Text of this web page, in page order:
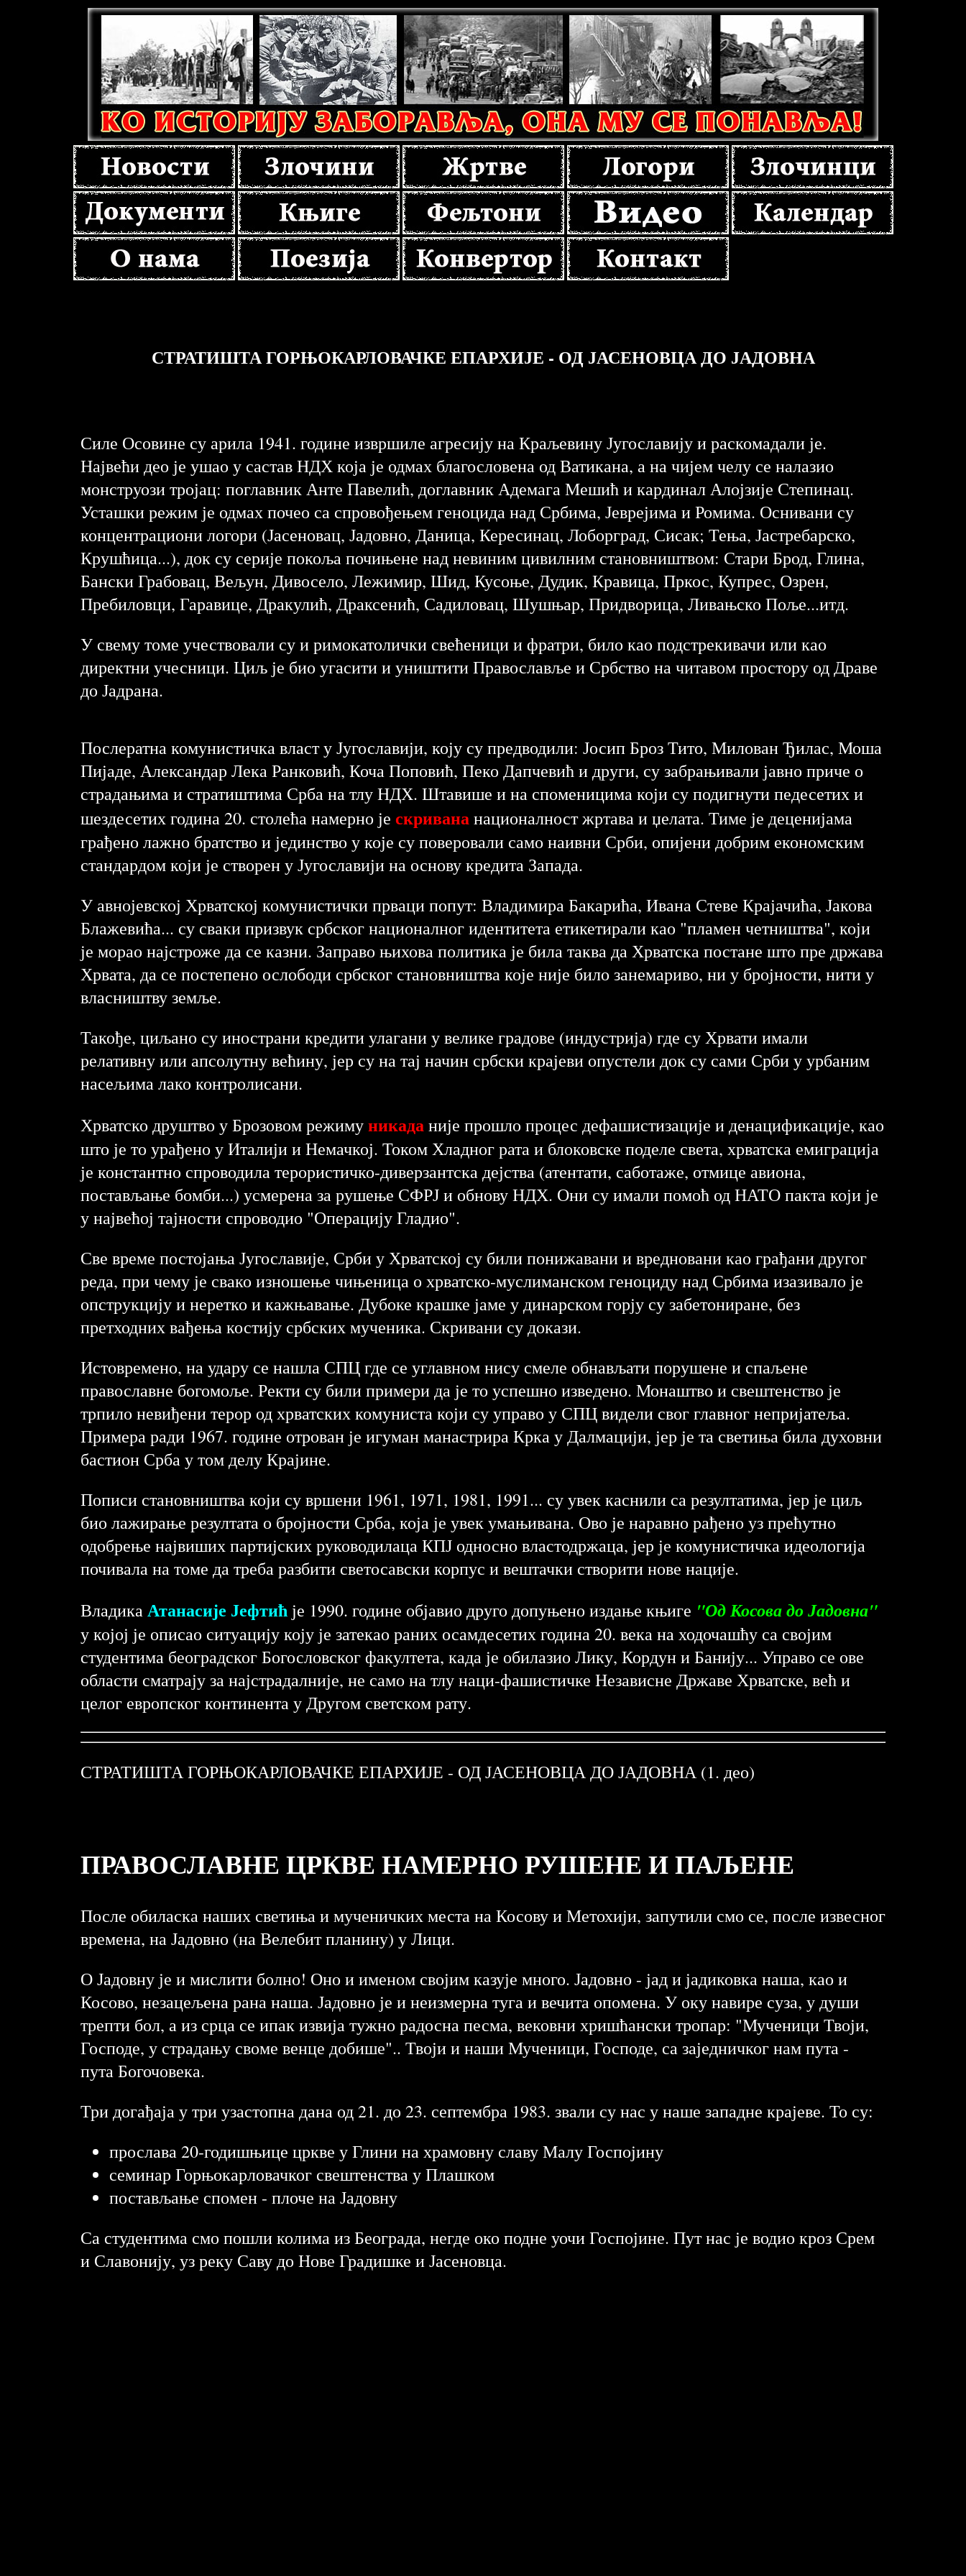
СТРАТИШТА ГОРЊОКАРЛОВАЧКЕ ЕПАРХИЈЕ - ОД ЈАСЕНОВЦА ДО ЈАДОВНА
Силе Осовине су арила 1941. године извршиле агресију на Краљевину Југославију и раскомадали је.
Највећи део је ушао у састав НДХ која је одмах благословена од Ватикана, а на чијем челу се налазио
монструози тројац: поглавник Анте Павелић, доглавник Адемага Мешић и кардинал Алојзије Степинац.
Усташки режим је одмах почео са спровођењем геноцида над Србима, Јеврејима и Ромима. Оснивани су
концентрациони логори (Јасеновац, Јадовно, Даница, Кересинац, Лоборград, Сисак; Тења, Јастребарско,
Крушћица...), док су серије покоља почињене над невиним цивилним становништвом: Стари Брод, Глина,
Бански Грабовац, Вељун, Дивосело, Лежимир, Шид, Кусоње, Дудик, Кравица, Пркос, Купрес, Озрен,
Пребиловци, Гаравице, Дракулић, Драксенић, Садиловац, Шушњар, Придворица, Ливањско Поље...итд.
У свему томе учествовали су и римокатолички свећеници и фратри, било као подстрекивачи или као
директни учесници. Циљ је био угасити и уништити Православље и Србство на читавом простору од Драве
до Јадрана.
Послератна комунистичка власт у Југославији, коју су предводили: Јосип Броз Тито, Милован Ђилас, Моша
Пијаде, Александар Лека Ранковић, Коча Поповић, Пеко Дапчевић и други, су забрањивали јавно приче о
страдањима и стратиштима Срба на тлу НДХ. Штавише и на споменицима који су подигнути педесетих и
шездесетих година 20. столећа намерно је скривананационалност жртава и џелата. Тиме је деценијама
грађено лажно братство и јединство у које су поверовали само наивни Срби, опијени добрим економским
стандардом који је створен у Југославији на основу кредита Запада.
У авнојевској Хрватској комунистички прваци попут: Владимира Бакарића, Ивана Стеве Крајачића, Јакова
Блажевића... су сваки призвук србског националног идентитета етикетирали као "пламен четништва", који
је морао најстроже да се казни. Заправо њихова политика је била таква да Хрватска постане што пре држава
Хрвата, да се постепено ослободи србског становништва које није било занемариво, ни у бројности, нити у
власништву земље.
Такође, циљано су инострани кредити улагани у велике градове (индустрија) где су Хрвати имали
релативну или апсолутну већину, јер су на тај начин србски крајеви опустели док су сами Срби у урбаним
насељима лако контролисани.
Хрватско друштво у Брозовом режимуникаданије прошло процес дефашистизације и денацификације, као
што је то урађено у Италији и Немачкој. Током Хладног рата и блоковске поделе света, хрватска емиграција
је константно спроводила терористичко-диверзантска дејства (атентати, саботаже, отмице авиона,
постављање бомби...) усмерена за рушење СФРЈ и обнову НДХ. Они су имали помоћ од НАТО пакта који је
у највећој тајности спроводио "Операцију Гладио".
Све време постојања Југославије, Срби у Хрватској су били понижавани и вредновани као грађани другог
реда, при чему је свако изношење чињеница о хрватско-муслиманском геноциду над Србима изазивало је
опструкцију и неретко и кажњавање. Дубоке крашке јаме у динарском горју су забетониране, без
претходних вађења костију србских мученика. Скривани су докази.
Истовремено, на удару се нашла СПЦ где се углавном нису смеле обнављати порушене и спаљене
православне богомоље. Ректи су били примери да је то успешно изведено. Монаштво и свештенство је
трпило невиђени терор од хрватских комуниста који су управо у СПЦ видели свог главног непријатеља.
Примера ради 1967. године отрован је игуман манастрира Крка у Далмацији, јер је та светиња била духовни
бастион Срба у том делу Крајине.
Пописи становништва који су вршени 1961, 1971, 1981, 1991... су увек каснили са резултатима, јер је циљ
био лажирање резултата о бројности Срба, која је увек умањивана. Ово је наравно рађено уз прећутно
одобрење највиших партијских руководилаца КПЈ односно властодржаца, јер је комунистичка идеологија
почивала на томе да треба разбити светосавски корпус и вештачки створити нове нације.
ВладикаАтанасије Јефтић је 1990. године објавио друго допуњено издање књиге "Од Косова до Јадовна"
у којој је описао ситуацију коју је затекао раних осамдесетих година 20. века на ходочашћу са својим
студентима београдског Богословског факултета, када је обилазио Лику, Кордун и Банију... Управо се ове
области сматрају за најстрадалније, не само на тлу наци-фашистичке Независне Државе Хрватске, већ и
целог европског континента у Другом светском рату.
СТРАТИШТА ГОРЊОКАРЛОВАЧКЕ ЕПАРХИЈЕ - ОД ЈАСЕНОВЦА ДО ЈАДОВНА (1. део)
ПРАВОСЛАВНЕ ЦРКВЕ НАМЕРНО РУШЕНЕ И ПАЉЕНЕ
После обиласка наших светиња и мученичких места на Косову и Метохији, запутили смо се, после извесног
времена, на Јадовно (на Велебит планину) у Лици.
О Јадовну је и мислити болно! Оно и именом својим казује много. Јадовно - јад и јадиковка наша, као и
Косово, незацељена рана наша. Јадовно је и неизмерна туга и вечита опомена. У оку навире суза, у души
трепти бол, а из срца се ипак извија тужно радосна песма, вековни хришћански тропар: "Мученици Твоји,
Господе, у страдању своме венце добише".. Твоји и наши Мученици, Господе, са заједничког нам пута -
пута Богочовека.
Три догађаја у три узастопна дана од 21. до 23. септембра 1983. звали су нас у наше западне крајеве. То су:
прослава 20-годишњице цркве у Глини на храмовну славу Малу Госпојину
семинар Горњокарловачког свештенства у Плашком
постављање спомен - плоче на Јадовну
Са студентима смо пошли колима из Београда, негде око подне уочи Госпојине. Пут нас је водио кроз Срем
и Славонију, уз реку Саву до Нове Градишке и Јасеновца.